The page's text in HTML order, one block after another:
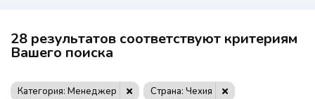
28 результатов соответствуют критериям
Вашего поиска
Категория: Менеджер
Страна: Чехия